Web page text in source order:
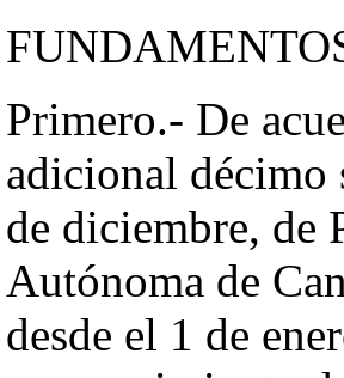
Primero.- De
adicional décimo
de diciembre, de
Autónoma de
desde el 1 de